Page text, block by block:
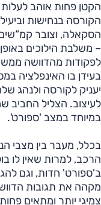
הקטן פחות אוהב לעלות
הקורסה בנחישות
הסקאלה, וצובר
– משלבת הילוכים
לפקודות מהדוושה ממש
בעידן בו האינפלציה
יעניק לקורסה ולנהג שלה
לעיצוב. הצליל החביב
במיוחד במצב 'ספורט'.
בכלל, מעבר בין מצבי
הרכב, למרות שאין לו
ב'ספורט' חדות, וגם
מקהה את תגובות
צמיגי יותר ומתאים